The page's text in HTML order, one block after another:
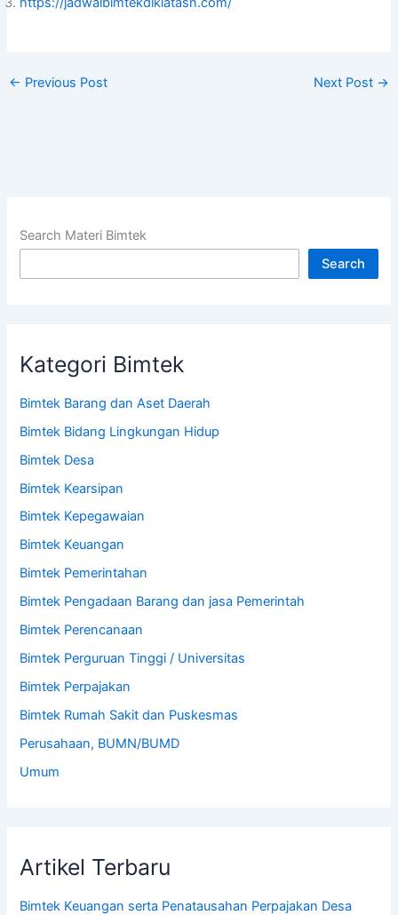
← Previous Post Next Post →
Search Materi Bimtek
Search
Kategori Bimtek
Bimtek Barang dan Aset Daerah
Bimtek Bidang Lingkungan Hidup
Bimtek Desa
Bimtek Kearsipan
Bimtek Kepegawaian
Bimtek Keuangan
Bimtek Pemerintahan
Bimtek Pengadaan Barang dan jasa Pemerintah
Bimtek Perencanaan
Bimtek Perguruan Tinggi / Universitas
Bimtek Perpajakan
Bimtek Rumah Sakit dan Puskesmas
Perusahaan, BUMN/BUMD
Umum
Artikel Terbaru
Bimtek Keuangan serta Penatausahan Perpajakan Desa